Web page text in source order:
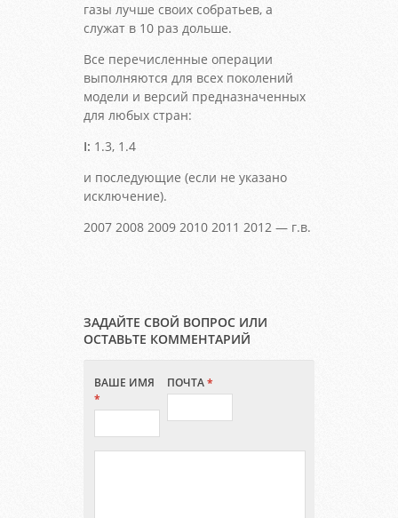
газы лучше своих собратьев, а
служат в 10 раз дольше.
Все перечисленные операции
выполняются для всех поколений
модели и версий предназначенных
для любых стран:
I: 1.3, 1.4
и последующие (если не указано
исключение).
2007 2008 2009 2010 2011 2012 — г.в.
ЗАДАЙТЕ СВОЙ ВОПРОС ИЛИ
ОСТАВЬТЕ КОММЕНТАРИЙ
ВАШЕ ИМЯ
*
ПОЧТА*